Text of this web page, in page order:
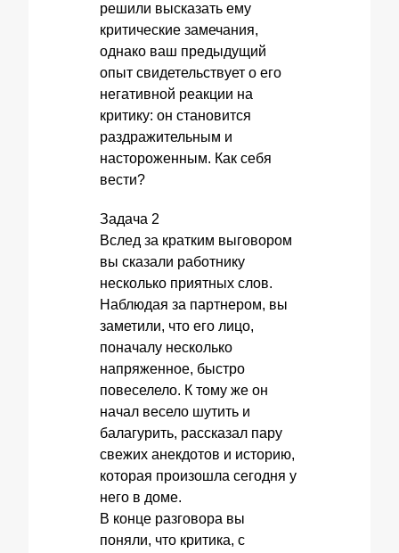
решили высказать ему
критические замечания,
однако ваш предыдущий
опыт свидетельствует о его
негативной реакции на
критику: он становится
раздражительным и
настороженным. Как себя
вести?
Задача 2
Вслед за кратким выговором
вы сказали работнику
несколько приятных слов.
Наблюдая за партнером, вы
заметили, что его лицо,
поначалу несколько
напряженное, быстро
повеселело. К тому же он
начал весело шутить и
балагурить, рассказал пару
свежих анекдотов и историю,
которая произошла сегодня у
него в доме.
В конце разговора вы
поняли, что критика, с